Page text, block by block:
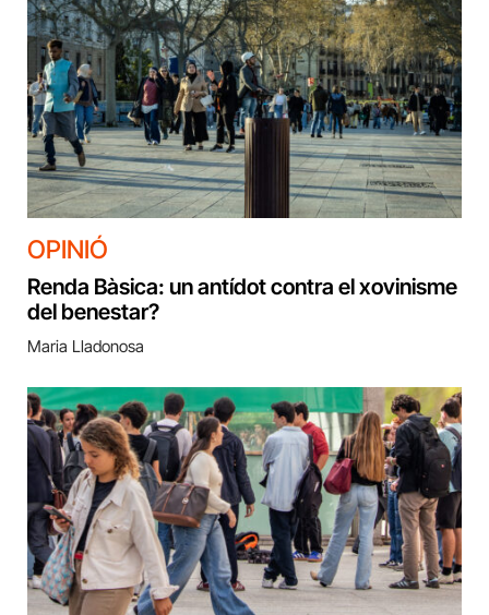
OPINIÓ
Renda Bàsica: un antídot contra el xovinisme
del benestar?
Maria Lladonosa